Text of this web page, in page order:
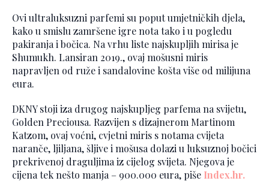
Ovi ultraluksuzni parfemi su poput umjetničkih djela,
kako u smislu zamršene igre nota tako i u pogledu
pakiranja i bočica. Na vrhu liste najskupljih mirisa je
Shumukh. Lansiran 2019., ovaj mošusni miris
napravljen od ruže i sandalovine košta više od milijuna
eura.
DKNY stoji iza drugog najskupljeg parfema na svijetu,
Golden Preciousa. Razvijen s dizajnerom Martinom
Katzom, ovaj voćni, cvjetni miris s notama cvijeta
naranče, ljiljana, šljive i mošusa dolazi u luksuznoj bočici
prekrivenoj draguljima iz cijelog svijeta. Njegova je
cijena tek nešto manja – 900.000 eura, piše Index.hr.